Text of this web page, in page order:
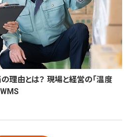
理由とは？ 現場と経営の「温度